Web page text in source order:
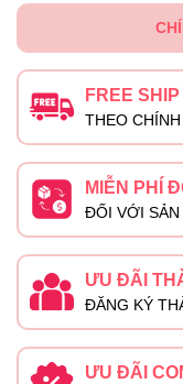
FREE SHIP
THEO
MIỄN PHÍ
ĐỐI VỚI SẢN
ƯU ĐÃI
ĐĂNG KÝ
ƯU ĐÃI